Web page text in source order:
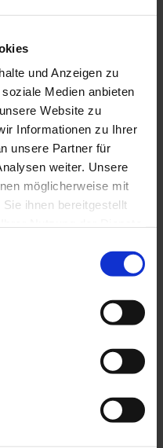
und Anzeigen zu
Medien anbieten
Website zu
Informationen zu Ihrer
unsere Partner für
weiter. Unsere
möglicherweise mit
ihnen bereitgestellt
und
Reifen sind der
unterwegs sind.
günstigen
Hersteller ist sicher
Service vom